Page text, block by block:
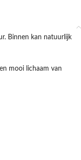
Binnen kan natuurlijk
mooi lichaam van